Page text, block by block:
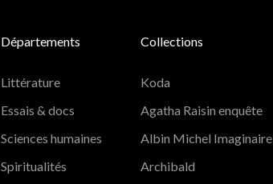
Départements
Littérature
Essais & docs
Sciences humaines
Spiritualités
Collections
Koda
Agatha Raisin enquête
Albin Michel Imaginaire
Archibald